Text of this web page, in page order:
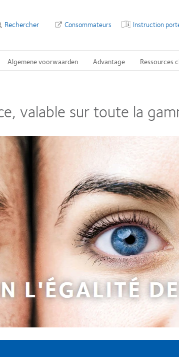
Instruction
Consommateurs
Rechercher
Algemene voorwaarden Advantage Ressources
valable sur toute la